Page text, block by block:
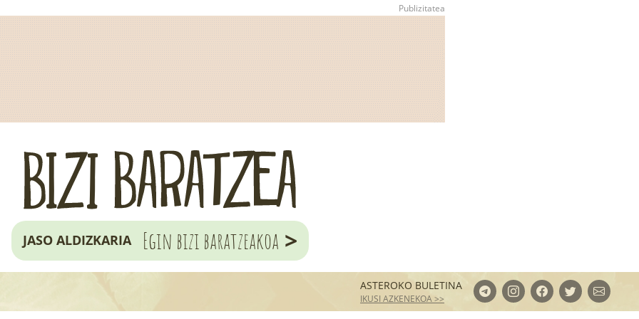
JASO ALDIZKARIA Egin bizi baratzeakoa >
ASTEROKO BULETINA
IKUSI AZKENEKOA >>